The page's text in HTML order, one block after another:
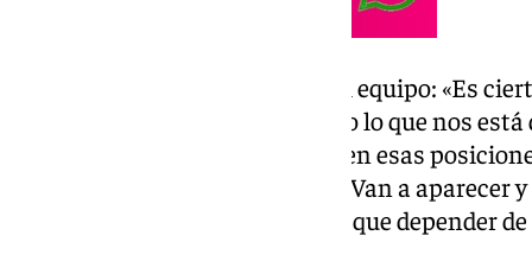
Antoñito y su importancia en el equipo: «Es
está siendo importante por todo lo que nos
gol. También hay que decir que en esas
algunos han llegado más tarde. Van a
Nosotros con todo, no tenemos que depender